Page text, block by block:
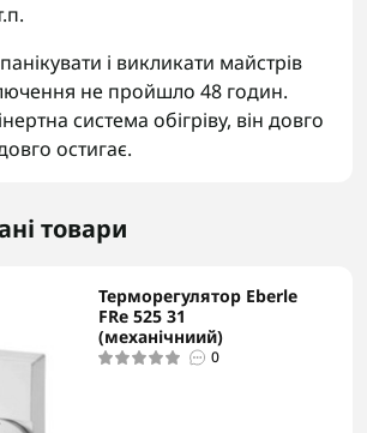
і викликати майстрів
не пройшло 48 годин.
система обігріву, він довго
остигає.
товари
Терморегулятор Eberle
FRe 525 31
(механічниий)
0